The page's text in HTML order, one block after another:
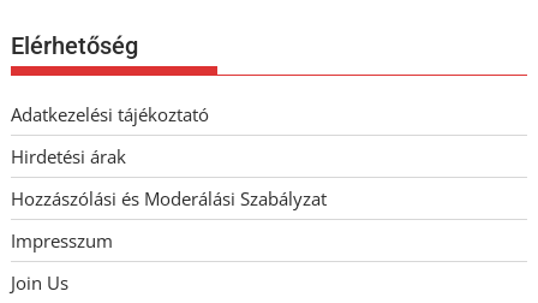
Elérhetőség
Adatkezelési tájékoztató
Hirdetési árak
Hozzászólási és Moderálási Szabályzat
Impresszum
Join Us